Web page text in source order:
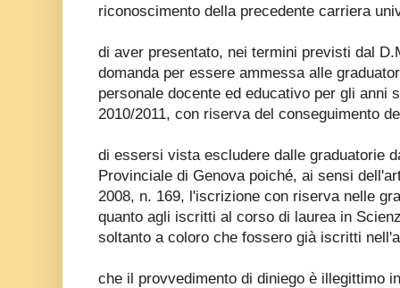
riconoscimento della precedente carriera
di aver presentato, nei termini previsti dal
domanda per essere ammessa alle
personale docente ed educativo per gli anni
2010/2011, con riserva del conseguimento
di essersi vista escludere dalle graduatorie
Provinciale di Genova poiché, ai sensi
2008, n. 169, l'iscrizione con riserva nelle
quanto agli iscritti al corso di laurea in
soltanto a coloro che fossero già iscritti
che il provvedimento di diniego è illegittimo